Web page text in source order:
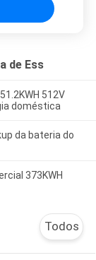
de Ess
512V
doméstica
da bateria do
373KWH
Todos